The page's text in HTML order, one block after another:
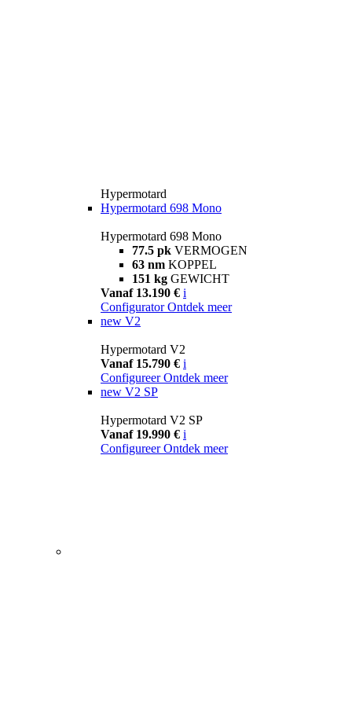
Hypermotard
Hypermotard 698 Mono
Hypermotard 698 Mono
77.5 pk VERMOGEN
63 nm KOPPEL
151 kg GEWICHT
Vanaf 13.190 € i
Configurator Ontdek meer
new V2
Hypermotard V2
Vanaf 15.790 € i
Configureer Ontdek meer
new V2 SP
Hypermotard V2 SP
Vanaf 19.990 € i
Configureer Ontdek meer